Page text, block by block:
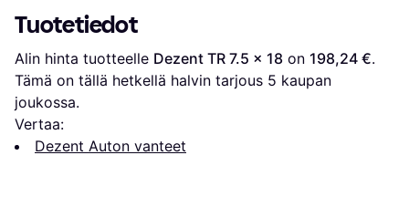
Tuotetiedot
Alin hinta tuotteelle Dezent TR 7.5 x 18 on 198,24 €.
Tämä on tällä hetkellä halvin tarjous 5 kaupan
joukossa.
Vertaa:
Dezent Auton vanteet